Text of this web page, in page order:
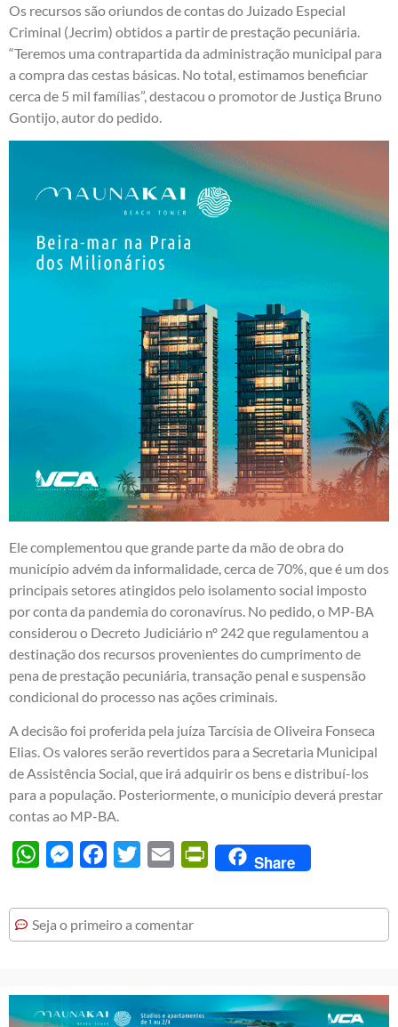
Os recursos são oriundos de contas do Juizado Especial
Criminal (Jecrim) obtidos a partir de prestação pecuniária.
“Teremos uma contrapartida da administração municipal para
a compra das cestas básicas. No total, estimamos beneficiar
cerca de 5 mil famílias”, destacou o promotor de Justiça Bruno
Gontijo, autor do pedido.
Ele complementou que grande parte da mão de obra do
município advém da informalidade, cerca de 70%, que é um dos
principais setores atingidos pelo isolamento social imposto
por conta da pandemia do coronavírus. No pedido, o MP-BA
considerou o Decreto Judiciário nº 242 que regulamentou a
destinação dos recursos provenientes do cumprimento de
pena de prestação pecuniária, transação penal e suspensão
condicional do processo nas ações criminais.
A decisão foi proferida pela juíza Tarcísia de Oliveira Fonseca
Elias. Os valores serão revertidos para a Secretaria Municipal
de Assistência Social, que irá adquirir os bens e distribuí-los
para a população. Posteriormente, o município deverá prestar
contas ao MP-BA.
WhatsAppMessengerFacebook
Twitter Email PrintFriendly
Share
Seja o primeiro a comentar